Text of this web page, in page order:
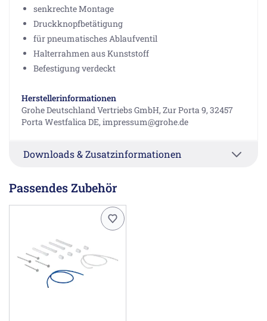
senkrechte Montage
Druckknopfbetätigung
für pneumatisches Ablaufventil
Halterrahmen aus Kunststoff
Befestigung verdeckt
Herstellerinformationen
Grohe Deutschland Vertriebs GmbH, Zur Porta 9, 32457
Porta Westfalica DE, impressum@grohe.de
Downloads & Zusatzinformationen
Passendes Zubehör